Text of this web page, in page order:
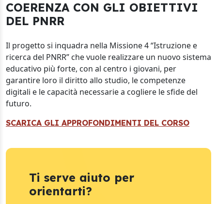
COERENZA CON GLI OBIETTIVI
DEL PNRR
Il progetto si inquadra nella Missione 4 “Istruzione e
ricerca del PNRR” che vuole realizzare un nuovo sistema
educativo più forte, con al centro i giovani, per
garantire loro il diritto allo studio, le competenze
digitali e le capacità necessarie a cogliere le sfide del
futuro.
SCARICA GLI APPROFONDIMENTI DEL CORSO
Ti serve aiuto per
orientarti?